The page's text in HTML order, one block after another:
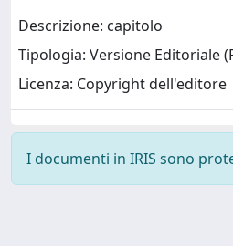
Descrizione: capitolo
Tipologia: Versione Editoriale
Licenza: Copyright dell'editore
I documenti in IRIS sono